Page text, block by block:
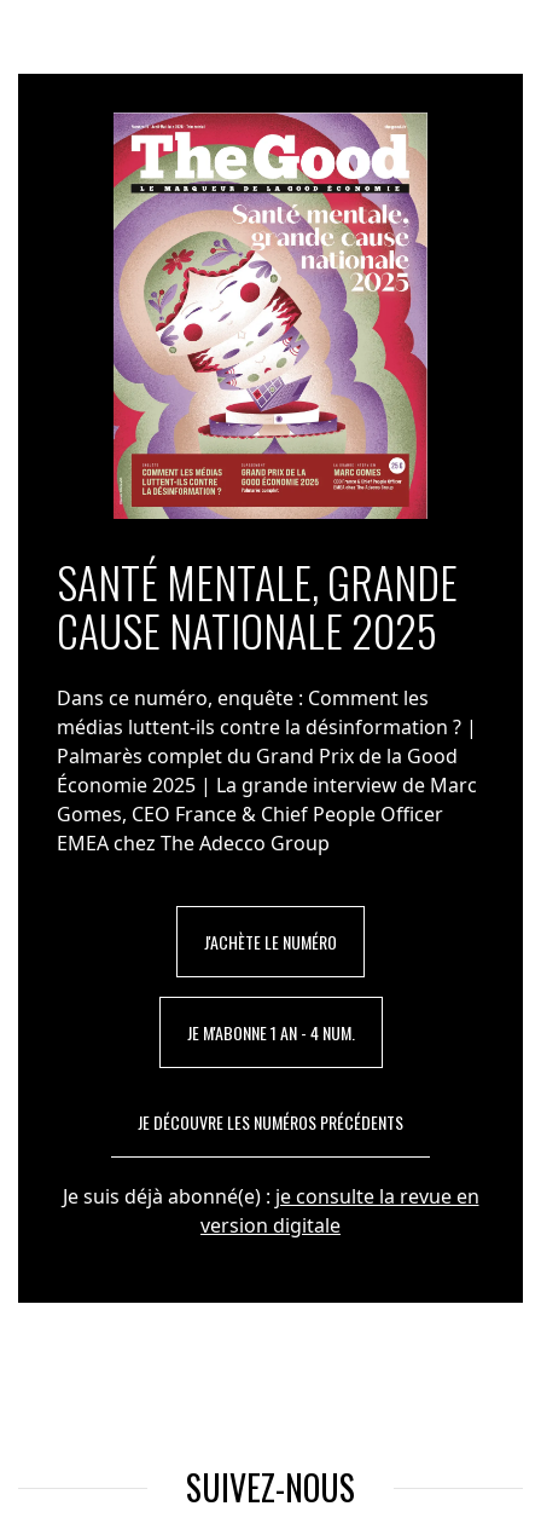
SANTÉ MENTALE, GRANDE
CAUSE NATIONALE 2025
Dans ce numéro, enquête : Comment les
médias luttent-ils contre la désinformation ? |
Palmarès complet du Grand Prix de la Good
Économie 2025 | La grande interview de Marc
Gomes, CEO France & Chief People Officer
EMEA chez The Adecco Group
J'ACHÈTE LE NUMÉRO
JE M'ABONNE 1 AN - 4 NUM.
JE DÉCOUVRE LES NUMÉROS PRÉCÉDENTS
Je suis déjà abonné(e) : je consulte la revue en
version digitale
SUIVEZ-NOUS